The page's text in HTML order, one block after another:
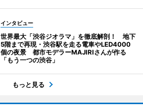
インタビュー
世界最大「渋谷ジオラマ」を徹底解剖！ 地下
5階まで再現・渋谷駅を走る電車やLED4000
個の夜景 都市モデラーMAJIRIさんが作る
「もう一つの渋谷」
もっと見る